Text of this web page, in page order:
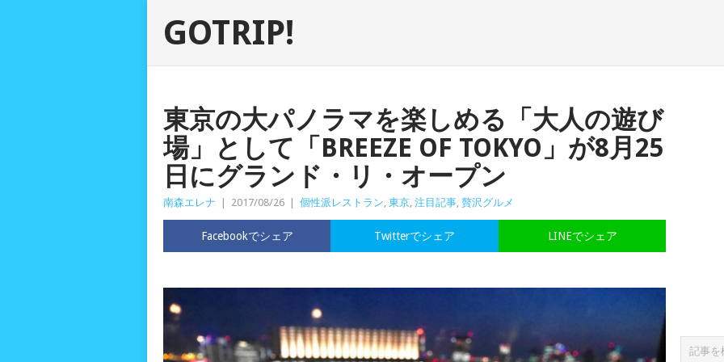
GOTRIP!
東京の大パノラマを楽しめる「大人の遊び
場」として「BREEZE OF TOKYO」が8月25
日にグランド・リ・オープン
南森エレナ 2017/08/26 個性派レストラン, 東京, 注目記事, 贅沢グルメ
Facebookでシェア LINEでシェア
Twitterでシェア